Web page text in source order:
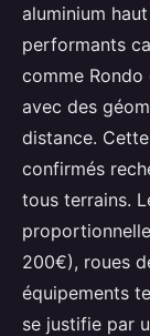
aluminium
performants
comme
avec des
distance.
confirmés
tous terrains.
200€), roues
équipements
se justifie par